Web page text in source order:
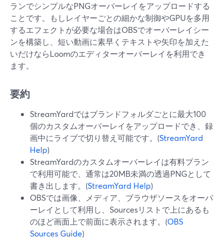
ランでシンプルなPNGオーバーレイをアップロードする
ことです。もしレイヤーごとの細かな制御やGPUを多用
するエフェクトが必要な場合はOBSでオーバーレイシー
ンを構築し、短い動画に素早くテキストや矢印を加えた
いだけならLoomのエディターオーバーレイを利用でき
ます。
要約
StreamYardではブランドフォルダごとに最大100
個のカスタムオーバーレイをアップロードでき、録
画中にライブで切り替え可能です。(StreamYard
Help)
StreamYardのカスタムオーバーレイは有料プラン
で利用可能で、通常は20MB未満の透過PNGとして
書き出します。(StreamYard Help)
OBSでは画像、メディア、ブラウザソースをオーバ
ーレイとして利用し、Sourcesリストで上にあるも
のほど画面上で前面に表示されます。(OBS
Sources Guide)